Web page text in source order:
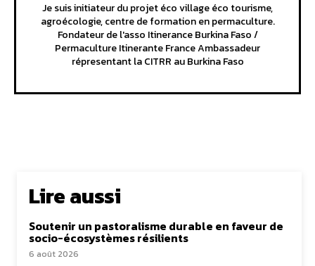
Je suis initiateur du projet éco village éco tourisme,
agroécologie, centre de formation en permaculture.
Fondateur de l'asso Itinerance Burkina Faso /
Permaculture Itinerante France Ambassadeur
répresentant la CITRR au Burkina Faso
Lire aussi
Soutenir un pastoralisme durable en faveur de
socio-écosystèmes résilients
6 août 2026